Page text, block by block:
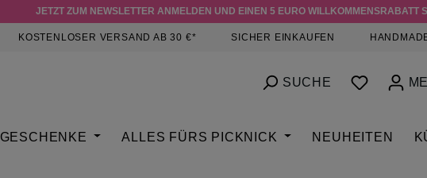
JETZT ZUM NEWSLETTER ANMELDEN UND EINEN 5 EURO WILLKOMMENSRABATT
KOSTENLOSER VERSAND AB 30 €* SICHER EINKAUFEN
SUCHE DU
GESCHENKE ALLES FÜRS PICKNICK NEUHEITEN